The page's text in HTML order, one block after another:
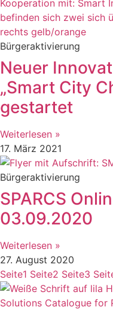
Bürgeraktivierung
Neuer
„Smart City
gestartet
Weiterlesen »
17. März 2021
Bürgeraktivierung
SPARCS
03.09.2020
Weiterlesen »
27. August 2020
Seite1 Seite2 Seite3